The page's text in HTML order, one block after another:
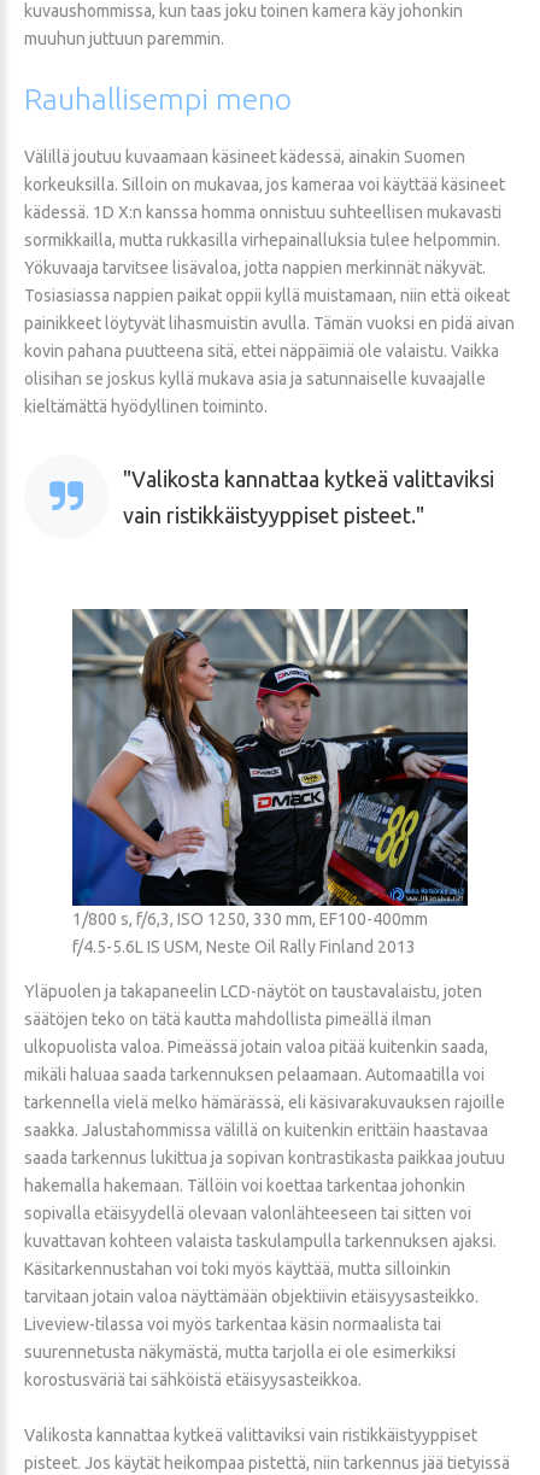
kuvaushommissa, kun taas joku toinen kamera käy johonkin
muuhun juttuun paremmin.
Rauhallisempi meno
Välillä joutuu kuvaamaan käsineet kädessä, ainakin Suomen
korkeuksilla. Silloin on mukavaa, jos kameraa voi käyttää käsineet
kädessä. 1D X:n kanssa homma onnistuu suhteellisen mukavasti
sormikkailla, mutta rukkasilla virhepainalluksia tulee helpommin.
Yökuvaaja tarvitsee lisävaloa, jotta nappien merkinnät näkyvät.
Tosiasiassa nappien paikat oppii kyllä muistamaan, niin että oikeat
painikkeet löytyvät lihasmuistin avulla. Tämän vuoksi en pidä aivan
kovin pahana puutteena sitä, ettei näppäimiä ole valaistu. Vaikka
olisihan se joskus kyllä mukava asia ja satunnaiselle kuvaajalle
kieltämättä hyödyllinen toiminto.
Valikosta kannattaa kytkeä valittaviksi
vain ristikkäistyyppiset pisteet.
1/800 s, f/6,3, ISO 1250, 330 mm, EF100-400mm
f/4.5-5.6L IS USM, Neste Oil Rally Finland 2013
Yläpuolen ja takapaneelin LCD-näytöt on taustavalaistu, joten
säätöjen teko on tätä kautta mahdollista pimeällä ilman
ulkopuolista valoa. Pimeässä jotain valoa pitää kuitenkin saada,
mikäli haluaa saada tarkennuksen pelaamaan. Automaatilla voi
tarkennella vielä melko hämärässä, eli käsivarakuvauksen rajoille
saakka. Jalustahommissa välillä on kuitenkin erittäin haastavaa
saada tarkennus lukittua ja sopivan kontrastikasta paikkaa joutuu
hakemalla hakemaan. Tällöin voi koettaa tarkentaa johonkin
sopivalla etäisyydellä olevaan valonlähteeseen tai sitten voi
kuvattavan kohteen valaista taskulampulla tarkennuksen ajaksi.
Käsitarkennustahan voi toki myös käyttää, mutta silloinkin
tarvitaan jotain valoa näyttämään objektiivin etäisyysasteikko.
Liveview-tilassa voi myös tarkentaa käsin normaalista tai
suurennetusta näkymästä, mutta tarjolla ei ole esimerkiksi
korostusväriä tai sähköistä etäisyysasteikkoa.
Valikosta kannattaa kytkeä valittaviksi vain ristikkäistyyppiset
pisteet. Jos käytät heikompaa pistettä, niin tarkennus jää tietyissä